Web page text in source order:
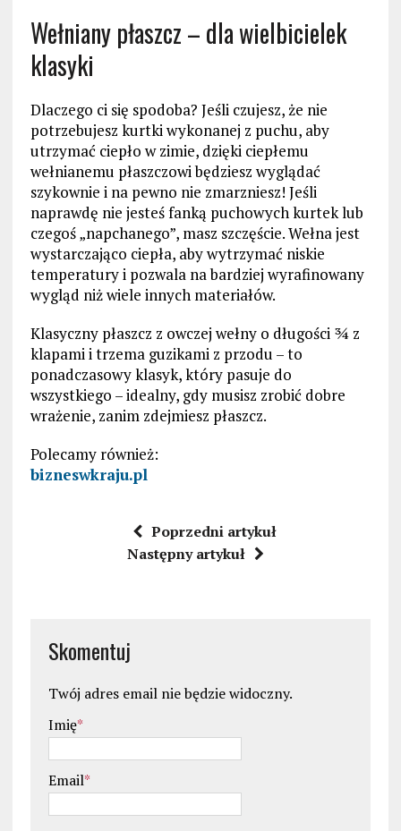
Wełniany płaszcz – dla wielbicielek
klasyki
Dlaczego ci się spodoba? Jeśli czujesz, że nie
potrzebujesz kurtki wykonanej z puchu, aby
utrzymać ciepło w zimie, dzięki ciepłemu
wełnianemu płaszczowi będziesz wyglądać
szykownie i na pewno nie zmarzniesz! Jeśli
naprawdę nie jesteś fanką puchowych kurtek lub
czegoś „napchanego”, masz szczęście. Wełna jest
wystarczająco ciepła, aby wytrzymać niskie
temperatury i pozwala na bardziej wyrafinowany
wygląd niż wiele innych materiałów.
Klasyczny płaszcz z owczej wełny o długości ¾ z
klapami i trzema guzikami z przodu – to
ponadczasowy klasyk, który pasuje do
wszystkiego – idealny, gdy musisz zrobić dobre
wrażenie, zanim zdejmiesz płaszcz.
Polecamy również:
bizneswkraju.pl
Poprzedni artykuł
Następny artykuł
Skomentuj
Twój adres email nie będzie widoczny.
Imię*
Email*